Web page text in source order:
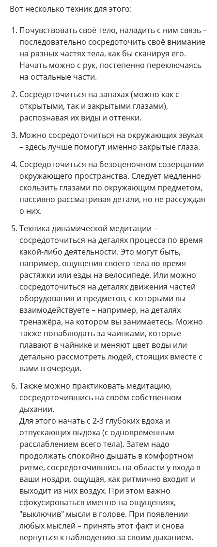
Вот несколько техник для этого:
Почувствовать своё тело, наладить с ним связь –
последовательно сосредоточить своё внимание
на разных частях тела, как бы сканируя его.
Начать можно с рук, постепенно переключаясь
на остальные части.
Сосредоточиться на запахах (можно как с
открытыми, так и закрытыми глазами),
распознавая их виды и оттенки.
Можно сосредоточиться на окружающих звуках
– здесь лучше помогут именно закрытые глаза.
Сосредоточиться на безоценочном созерцании
окружающего пространства. Следует медленно
скользить глазами по окружающим предметом,
пассивно рассматривая детали, но не рассуждая
о них.
Техника динамической медитации –
сосредоточиться на деталях процесса по время
какой-либо деятельности. Это могут быть,
например, ощущения своего тела во время
растяжки или езды на велосипеде. Или можно
сосредоточиться на деталях движения частей
оборудования и предметов, с которыми вы
взаимодействуете – например, на деталях
тренажёра, на котором вы занимаетесь. Можно
также понаблюдать за чаинками, которые
плавают в чайнике и меняют цвет воды или
детально рассмотреть людей, стоящих вместе с
вами в очереди.
Также можно практиковать медитацию,
сосредоточившись на своём собственном
дыхании.
Для этого начать с 2-3 глубоких вдоха и
отпускающих выдоха (с одновременным
расслаблением всего тела). Затем надо
продолжать спокойно дышать в комфортном
ритме, сосредоточившись на области у входа в
ваши ноздри, ощущая, как ритмично входит и
выходит из них воздух. При этом важно
сфокусироваться именно на ощущениях,
"выключив" мысли в голове. При появлении
любых мыслей – принять этот факт и снова
вернуться к наблюдению за своим дыханием.